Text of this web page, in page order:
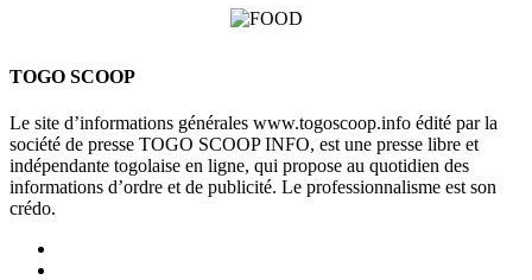
TOGO SCOOP
Le site d’informations générales www.togoscoop.info édité par la
société de presse TOGO SCOOP INFO, est une presse libre et
indépendante togolaise en ligne, qui propose au quotidien des
informations d’ordre et de publicité. Le professionnalisme est son
crédo.